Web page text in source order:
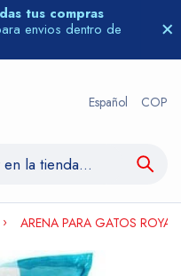
tus compras
envios dentro de
Español COP
ARENA PARA GATOS